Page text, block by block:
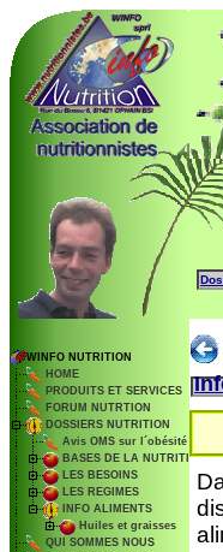
WINFO NUTRITION
HOME
PRODUITS ET SERVICES
FORUM NUTRTION
DOSSIERS NUTRITION
Avis OMS sur l´obésité
BASES DE LA NUTRITION
LES BESOINS
LES REGIMES
INFO ALIMENTS
Huiles et graisses
QUI SOMMES NOUS